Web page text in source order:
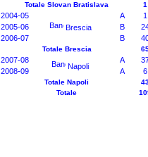
Totale Slovan Bratislava 1
2004-05
Brescia
A
1
2005-06
B
2006-07
B
Totale Brescia
2007-08
Napoli
A
2008-09
A 6
Totale Napoli
Totale